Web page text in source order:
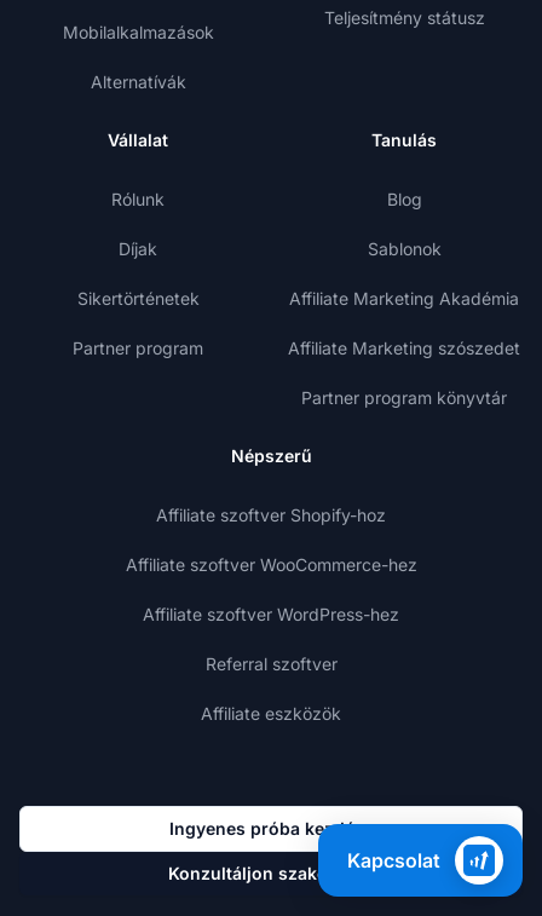
Mobilalkalmazások
Alternatívák
Teljesítmény státusz
Vállalat
Rólunk
Díjak
Sikertörténetek
Partner program
Tanulás
Blog
Sablonok
Affiliate Marketing Akadémia
Affiliate Marketing szószedet
Partner program könyvtár
Népszerű
Affiliate szoftver Shopify-hoz
Affiliate szoftver WooCommerce-hez
Affiliate szoftver WordPress-hez
Referral szoftver
Affiliate eszközök
Ingyenes próba kezdése
Konzultáljon szakértővel
Kapcsolat